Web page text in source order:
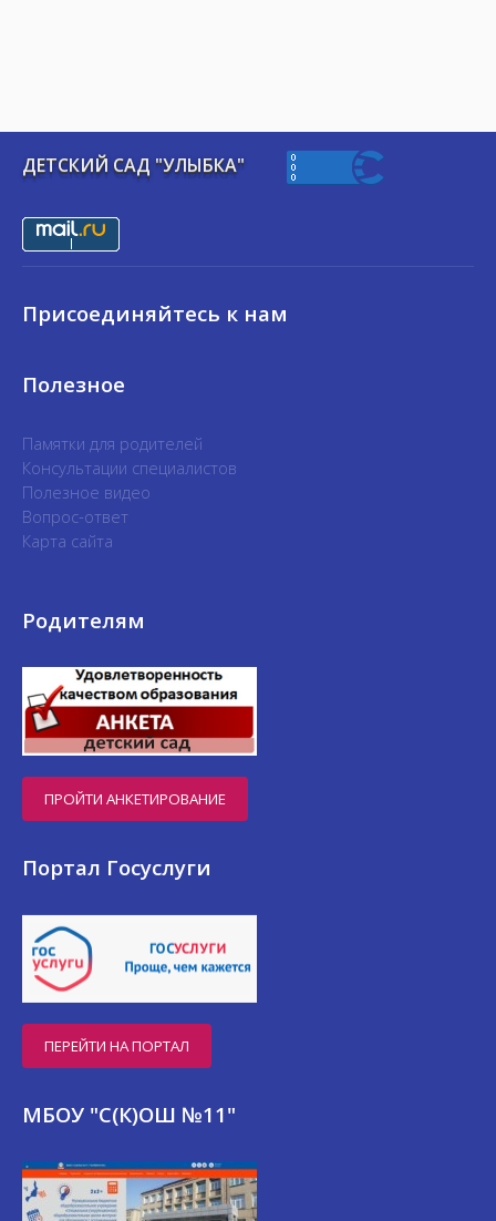
ДЕТСКИЙ САД "УЛЫБКА"
Присоединяйтесь к нам
Полезное
Памятки для родителей
Консультации специалистов
Полезное видео
Вопрос-ответ
Карта сайта
Родителям
ПРОЙТИ АНКЕТИРОВАНИЕ
Портал Госуслуги
ПЕРЕЙТИ НА ПОРТАЛ
МБОУ "С(К)ОШ №11"